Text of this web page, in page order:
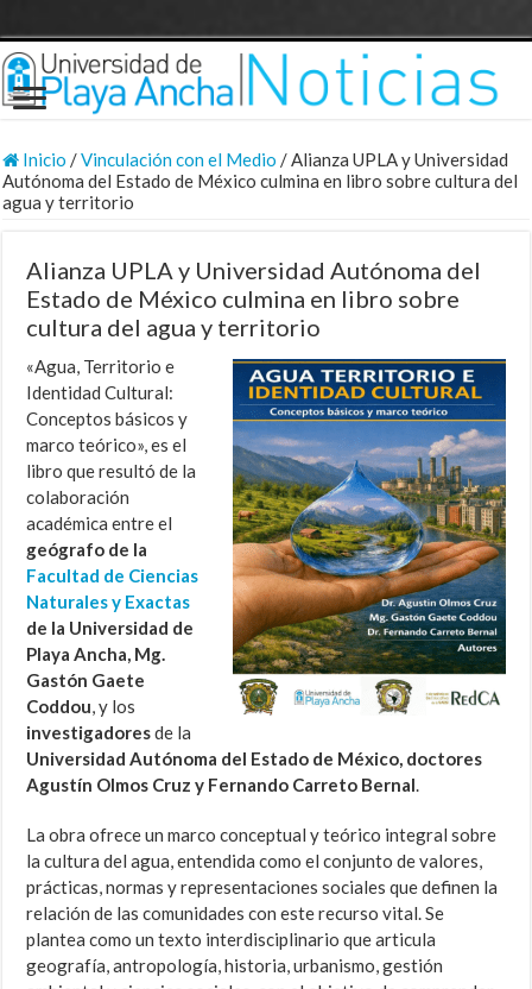
Inicio /Vinculación con el Medio /Alianza UPLA y Universidad
Autónoma del Estado de México culmina en libro sobre cultura del
agua y territorio
Alianza UPLA y Universidad Autónoma del
Estado de México culmina en libro sobre
cultura del agua y territorio
«Agua, Territorio e
Identidad Cultural:
Conceptos básicos y
marco teórico», es el
libro que resultó de la
colaboración
académica entre el
geógrafo de la
Facultad de Ciencias
Naturales y Exactas
de la Universidad de
Playa Ancha, Mg.
Gastón Gaete
Coddou, y los
investigadoresde la
Universidad Autónoma del Estado de México, doctores
Agustín Olmos Cruz y Fernando Carreto Bernal.
La obra ofrece un marco conceptual y teórico integral sobre
la cultura del agua, entendida como el conjunto de valores,
prácticas, normas y representaciones sociales que definen la
relación de las comunidades con este recurso vital. Se
plantea como un texto interdisciplinario que articula
geografía, antropología, historia, urbanismo, gestión